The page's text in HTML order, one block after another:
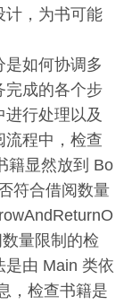
计，为书可能
如何协调多
完成的各个步
行处理以及
流程中，检查
籍显然放到 Bo
符合借阅数量
量限制的检
是由 Main 类依
，检查书籍是